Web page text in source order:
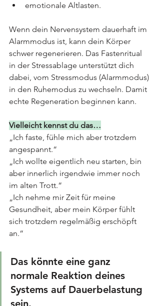
emotionale Altlasten.
Wenn dein Nervensystem dauerhaft im
Alarmmodus ist, kann dein Körper
schwer regenerieren. Das Fastenritual
in der Stressablage unterstützt dich
dabei, vom Stressmodus (Alarmmodus)
in den Ruhemodus zu wechseln. Damit
echte Regeneration beginnen kann.
Vielleicht kennst du das…
„Ich faste, fühle mich aber trotzdem
angespannt.“
„Ich wollte eigentlich neu starten, bin
aber innerlich irgendwie immer noch
im alten Trott.“
„Ich nehme mir Zeit für meine
Gesundheit, aber mein Körper fühlt
sich trotzdem regelmäßig erschöpft
an.“
Das könnte eine ganz
normale Reaktion deines
Systems auf Dauerbelastung
sein.